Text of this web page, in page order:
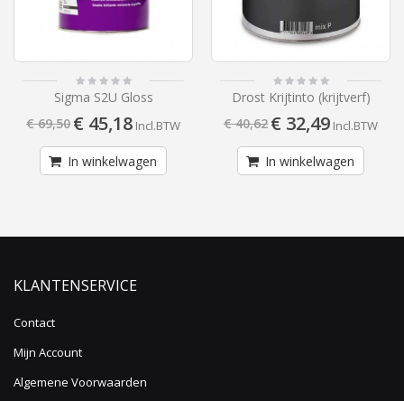
Sigma S2U Gloss
€ 69,50 € 45,18 Incl.BTW
In winkelwagen
Drost Krijtinto (krijtverf)
€ 40,62 € 32,49 Incl.BTW
In winkelwagen
KLANTENSERVICE
Contact
Mijn Account
Algemene Voorwaarden